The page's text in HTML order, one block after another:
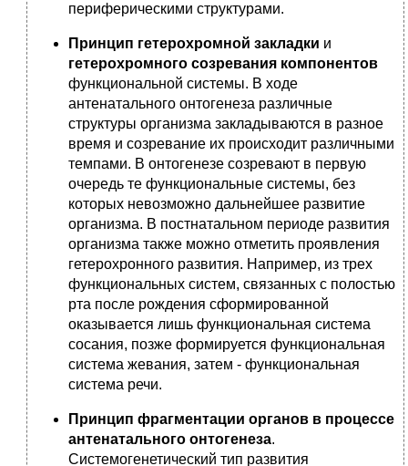
периферическими структурами.
Принцип гетерохромной закладки и
гетерохромного созревания компонентов
функциональной системы. В ходе
антенатального онтогенеза различные
структуры организма закладываются в разное
время и созревание их происходит различными
темпами. В онтогенезе созревают в первую
очередь те функциональные системы, без
которых невозможно дальнейшее развитие
организма. В постнатальном периоде развития
организма также можно отметить проявления
гетерохронного развития. Например, из трех
функциональных систем, связанных с полостью
рта после рождения сформированной
оказывается лишь функциональная система
сосания, позже формируется функциональная
система жевания, затем - функциональная
система речи.
Принцип фрагментации органов в процессе
антенатального онтогенеза.
Системогенетический тип развития